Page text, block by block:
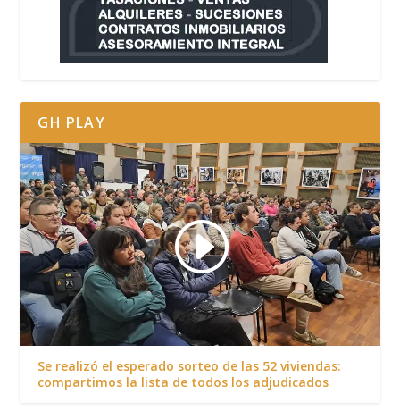
GH PLAY
Se realizó el esperado sorteo de las 52 viviendas:
compartimos la lista de todos los adjudicados